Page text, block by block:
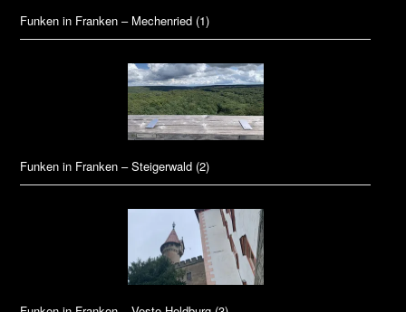
Funken in Franken – Mechenried (1)
Funken in Franken – Steigerwald (2)